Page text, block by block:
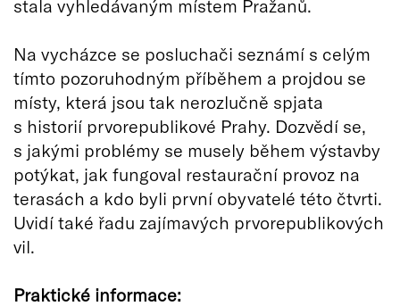
stala vyhledávaným místem Pražanů.
Na vycházce se posluchači seznámí s celým
tímto pozoruhodným příběhem a projdou se
místy, která jsou tak nerozlučně spjata
s historií prvorepublikové Prahy. Dozvědí se,
s jakými problémy se musely během výstavby
potýkat, jak fungoval restaurační provoz na
terasách a kdo byli první obyvatelé této čtvrti.
Uvidí také řadu zajímavých prvorepublikových
vil.
Praktické informace: